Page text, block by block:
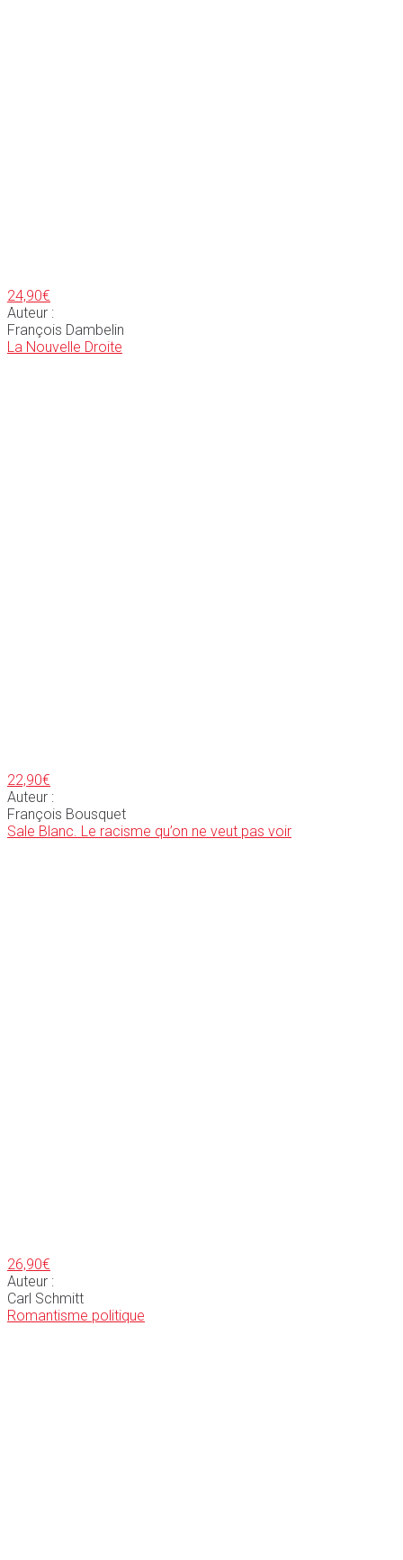
24,90€
Auteur :
François Dambelin
La Nouvelle Droite
22,90€
Auteur :
François Bousquet
Sale Blanc. Le racisme qu’on ne veut pas voir
26,90€
Auteur :
Carl Schmitt
Romantisme politique